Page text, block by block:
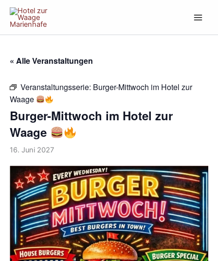
Zum
Inhalt
springen
« Alle Veranstaltungen
Veranstaltungsserie: Burger-Mittwoch im Hotel zur
Waage
Burger-Mittwoch im Hotel zur
Waage
16. Juni 2027